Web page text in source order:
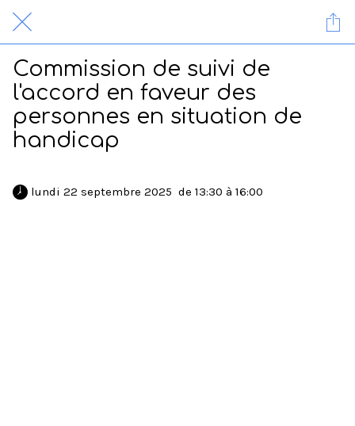
Commission de suivi de
l'accord en faveur des
personnes en situation de
handicap
lundi 22 septembre 2025  de 13:30 à 16:00